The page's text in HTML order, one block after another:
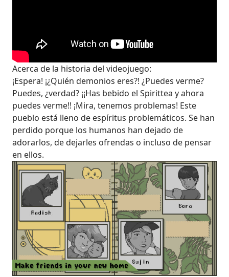
Acerca de la historia del videojuego:
¡Espera! ¡¿Quién demonios eres?! ¿Puedes verme?
Puedes, ¿verdad? ¡¡Has bebido el Spirittea y ahora
puedes verme!! ¡Mira, tenemos problemas! Este
pueblo está lleno de espíritus problemáticos. Se han
perdido porque los humanos han dejado de
adorarlos, de dejarles ofrendas o incluso de pensar
en ellos.